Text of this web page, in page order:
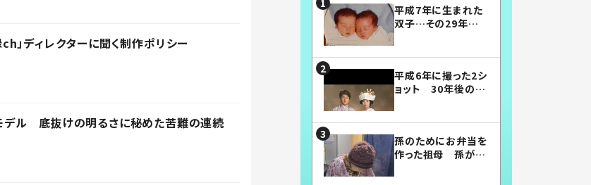
」ディレクターに聞く制作ポリシー
デル 底抜けの明るさに秘めた苦難の連続
平成7年に生まれた
双子…その29年後
平成6年に撮った2シ
ョット 30年後の姿
孫のためにお弁当を
作った祖母 孫が絶